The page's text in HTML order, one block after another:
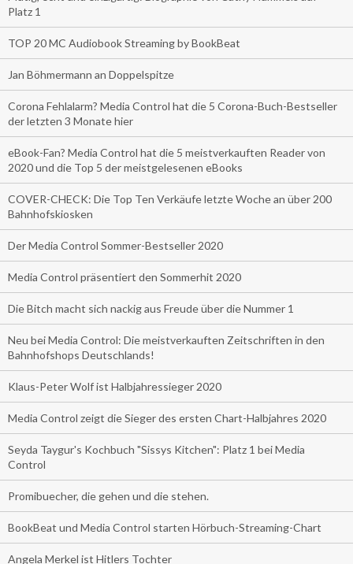
Platz 1
TOP 20 MC Audiobook Streaming by BookBeat
Jan Böhmermann an Doppelspitze
Corona Fehlalarm? Media Control hat die 5 Corona-Buch-Bestseller
der letzten 3 Monate hier
eBook-Fan? Media Control hat die 5 meistverkauften Reader von
2020 und die Top 5 der meistgelesenen eBooks
COVER-CHECK: Die Top Ten Verkäufe letzte Woche an über 200
Bahnhofskiosken
Der Media Control Sommer-Bestseller 2020
Media Control präsentiert den Sommerhit 2020
Die Bitch macht sich nackig aus Freude über die Nummer 1
Neu bei Media Control: Die meistverkauften Zeitschriften in den
Bahnhofshops Deutschlands!
Klaus-Peter Wolf ist Halbjahressieger 2020
Media Control zeigt die Sieger des ersten Chart-Halbjahres 2020
Seyda Taygur's Kochbuch "Sissys Kitchen": Platz 1 bei Media
Control
Promibuecher, die gehen und die stehen.
BookBeat und Media Control starten Hörbuch-Streaming-Chart
Angela Merkel ist Hitlers Tochter